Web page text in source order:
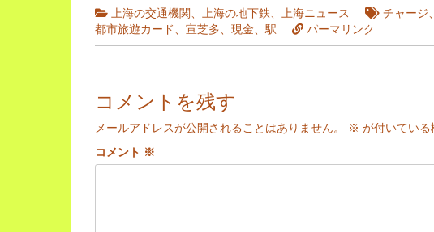
上海の交通機関、 上海の地下鉄、 上海ニュース チャージ、
都市旅遊カード、 宣芝多、 現金、駅 パーマリンク
コメントを残す
メールアドレスが公開されることはありません。 ※ が付いてい
コメント ※